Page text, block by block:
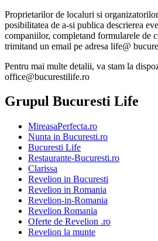
Proprietarilor de localuri si
posibilitatea de a-si publica descrierea
companiilor, completand formularele de
trimitand un email pe adresa life@
Pentru mai multe detalii, va stam la
office@bucurestilife.ro
Grupul Bucuresti Life
MireasaPerfecta.ro
Nunta in Bucuresti.ro
Bucuresti Life
Restaurante-Bucuresti.ro
Clarissa
Revelion in Bucuresti
Revelion in Romania
Revelion-in-Romania
Revelion Romania
Oferte de Revelion .ro
Revelion la munte